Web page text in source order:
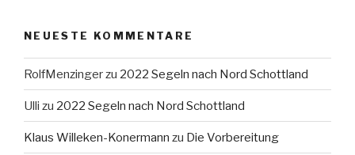
NEUESTE KOMMENTARE
RolfMenzingerzu 2022 Segeln nach Nord Schottland
Ulli zu 2022 Segeln nach Nord Schottland
Klaus Willeken-Konermann zu Die Vorbereitung